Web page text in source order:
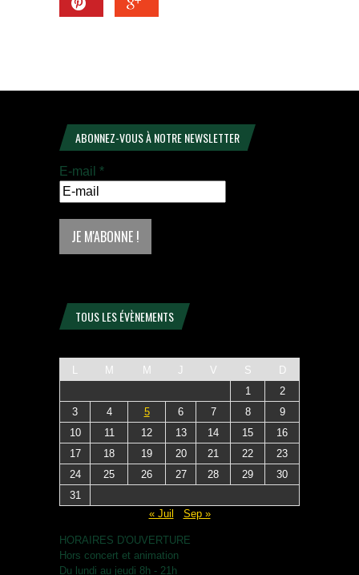
ABONNEZ-VOUS À NOTRE NEWSLETTER
E-mail *
TOUS LES ÉVÈNEMENTS
L M M J V S
D
1
2
3
4 5 6 7 8
9
10
11 12 13 14 15
16
17
18 19 20 21 22
23
24
25 26 27 28 29
30
31
« Juil
Sep »
HORAIRES D'OUVERTURE
Hors concert et animation
Du lundi au jeudi 8h - 21h